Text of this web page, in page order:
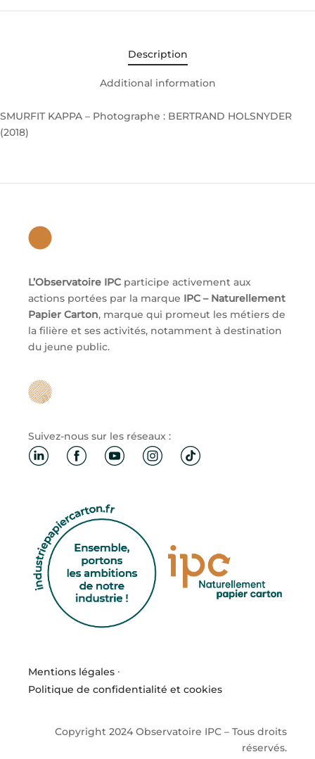
Description
Additional information
SMURFIT KAPPA – Photographe : BERTRAND HOLSNYDER
(2018)
L’Observatoire IPC participe activement aux
actions portées par la marque IPC – Naturellement
Papier Carton, marque qui promeut les métiers de
la filière et ses activités, notamment à destination
du jeune public.
Suivez-nous sur les réseaux :
Mentions légales ·
Politique de confidentialité et cookies
Copyright 2024 Observatoire IPC – Tous droits
réservés.